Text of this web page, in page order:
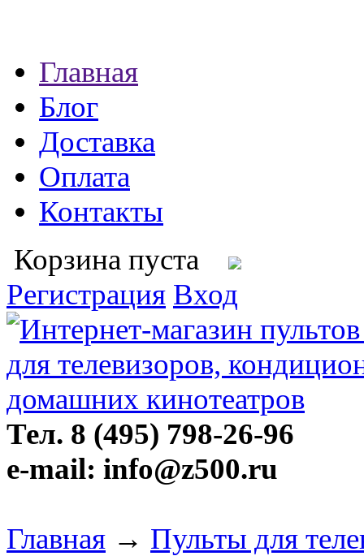
Главная
Блог
Доставка
Оплата
Контакты
Корзина пуста
Регистрация Вход
Тел. 8 (495) 798-26-96
e-mail: info@z500.ru
Главная → Пульты для